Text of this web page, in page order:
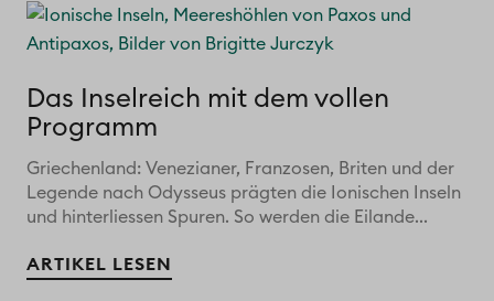
Das Inselreich mit dem vollen
Programm
Griechenland: Venezianer, Franzosen, Briten und der
Legende nach Odysseus prägten die Ionischen Inseln
und hinterliessen Spuren. So werden die Eilande...
ARTIKEL LESEN